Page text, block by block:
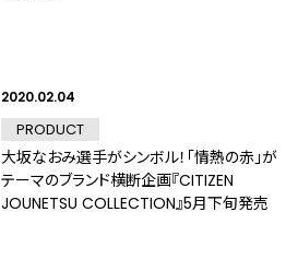
2020.02.04
PRODUCT
大坂なおみ選手がシンボル！「情熱の赤」が
テーマのブランド横断企画『CITIZEN
JOUNETSU COLLECTION』5月下旬発売